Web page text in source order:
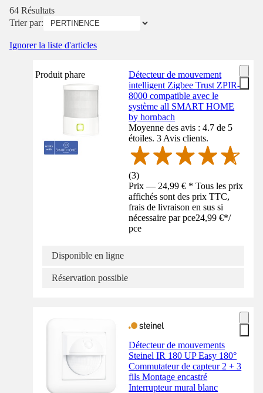
64 Résultats
Trier par:
Ignorer la liste d'articles
Produit phare
Détecteur de mouvement
intelligent Zigbee Trust ZPIR-
8000 compatible avec le
système all SMART HOME
by hornbach
Moyenne des avis : 4.7 de 5
étoiles. 3 Avis clients.
(3)
Prix — 24,99 € * Tous les prix
affichés sont des prix TTC,
frais de livraison en sus si
nécessaire par pce24,99 €*/
pce
Disponible en ligne
Réservation possible
Détecteur de mouvements
Steinel IR 180 UP Easy 180°
Commutateur de capteur 2 + 3
fils Montage encastré
Interrupteur mural blanc